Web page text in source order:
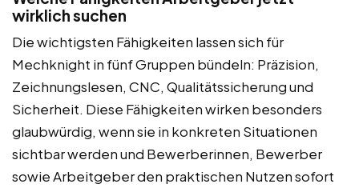
wirklich suchen
Die wichtigsten Fähigkeiten lassen sich für
Mechknight in fünf Gruppen bündeln: Präzision,
Zeichnungslesen, CNC, Qualitätssicherung und
Sicherheit. Diese Fähigkeiten wirken besonders
glaubwürdig, wenn sie in konkreten Situationen
sichtbar werden und Bewerberinnen, Bewerber
sowie Arbeitgeber den praktischen Nutzen sofort